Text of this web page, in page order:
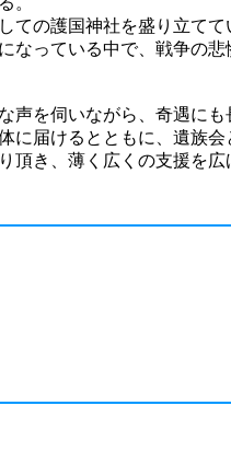
ての護国神社を盛り立て
なっている中で、戦争の
声を伺いながら、奇遇にも
に届けるとともに、遺族
頂き、薄く広くの支援を